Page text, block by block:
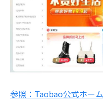
参照：Taobao公式ホー